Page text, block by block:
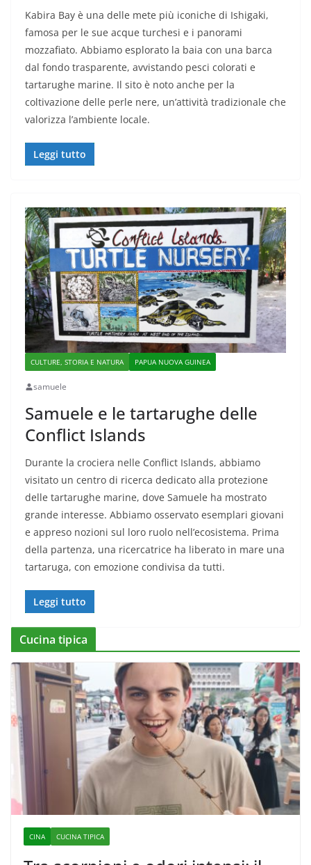
Kabira Bay è una delle mete più iconiche di Ishigaki,
famosa per le sue acque turchesi e i panorami
mozzafiato. Abbiamo esplorato la baia con una barca
dal fondo trasparente, avvistando pesci colorati e
tartarughe marine. Il sito è noto anche per la
coltivazione delle perle nere, un’attività tradizionale che
valorizza l’ambiente locale.
Leggi tutto
CULTURE, STORIA E NATURA PAPUA NUOVA GUINEA
samuele
Samuele e le tartarughe delle
Conflict Islands
Durante la crociera nelle Conflict Islands, abbiamo
visitato un centro di ricerca dedicato alla protezione
delle tartarughe marine, dove Samuele ha mostrato
grande interesse. Abbiamo osservato esemplari giovani
e appreso nozioni sul loro ruolo nell’ecosistema. Prima
della partenza, una ricercatrice ha liberato in mare una
tartaruga, con emozione condivisa da tutti.
Leggi tutto
Cucina tipica
CINA CUCINA TIPICA